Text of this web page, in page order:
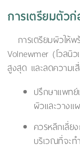
การเตรียมตัว
การเตรียมผิวให้
Volnewmer (โวลนิ
สูงสุด และลดความเ
ปรึกษาแพท
ผิวและวางแ
ควรหลีกเลี่ย
บริเวณที่จะ